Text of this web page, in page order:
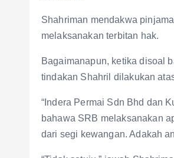
Shahriman mendakwa
melaksanakan terbitan hak.
Bagaimanapun, ketika disoal
tindakan Shahril dilakukan
“Indera Permai Sdn Bhd dan
bahawa SRB melaksanakan
dari segi kewangan. Adakah